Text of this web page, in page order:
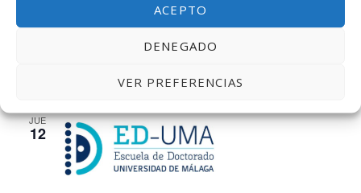
ACEPTO
DENEGADO
VER PREFERENCIAS
Theories, Methods, and Futures in Reception
Málaga, Málaga, España
JUE
12